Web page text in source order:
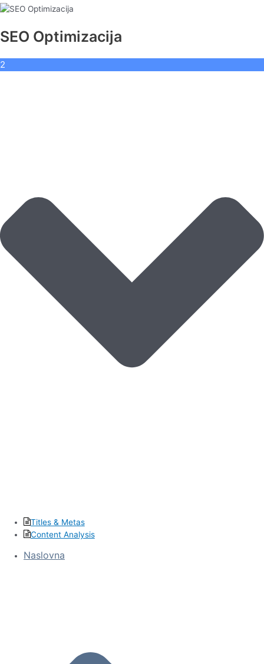
SEO Optimizacija
2
Titles & Metas
Content Analysis
Naslovna